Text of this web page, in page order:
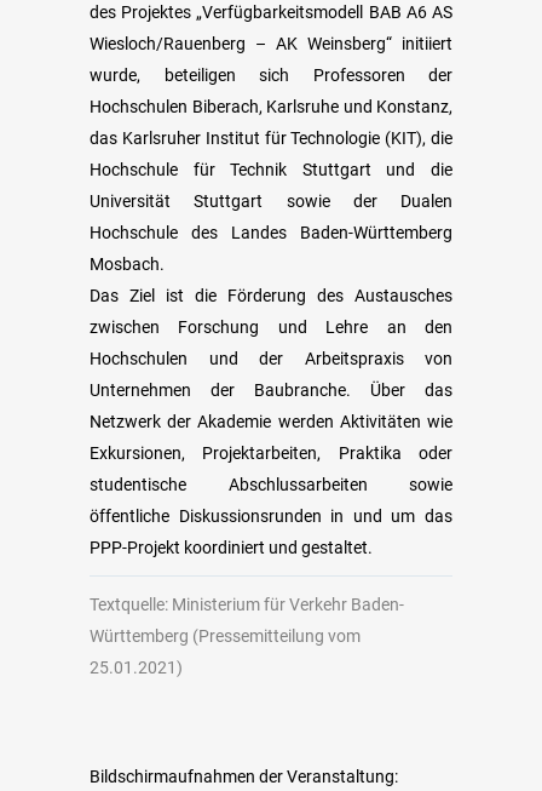
des Projektes „Verfügbarkeitsmodell BAB A6 AS
Wiesloch/Rauenberg – AK Weinsberg“ initiiert
wurde, beteiligen sich Professoren der
Hochschulen Biberach, Karlsruhe und Konstanz,
das Karlsruher Institut für Technologie (KIT), die
Hochschule für Technik Stuttgart und die
Universität Stuttgart sowie der Dualen
Hochschule des Landes Baden-Württemberg
Mosbach.
Das Ziel ist die Förderung des Austausches
zwischen Forschung und Lehre an den
Hochschulen und der Arbeitspraxis von
Unternehmen der Baubranche. Über das
Netzwerk der Akademie werden Aktivitäten wie
Exkursionen, Projektarbeiten, Praktika oder
studentische Abschlussarbeiten sowie
öffentliche Diskussionsrunden in und um das
PPP-Projekt koordiniert und gestaltet.
Textquelle: Ministerium für Verkehr Baden-
Württemberg (Pressemitteilung vom
25.01.2021)
Bildschirmaufnahmen der Veranstaltung: